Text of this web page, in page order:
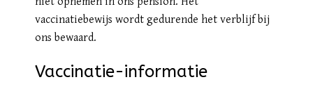
vaccinatiebewijs wordt gedurende het verblijf bij
ons bewaard.
Vaccinatie-informatie